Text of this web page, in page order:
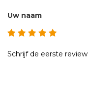
Uw naam
Schrijf de eerste review